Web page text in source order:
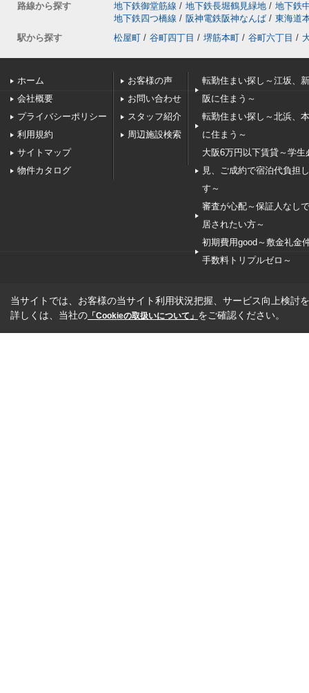
路線から探す
地下鉄御堂筋線 / 地下鉄長堀鶴見緑地 / 地下鉄
地下鉄四つ橋線 / 阪神電鉄阪神なんば / 東海道
駅から探す
松屋町 / 谷町四丁目 / 堺筋本町 / 谷町六丁目 /
ホーム
会社概要
プライバシーポリシー
利用規約
サイトマップ
物件カタログ
お客様の声
お問い合わせ
スタッフ紹介
周辺施設検索
転勤住まい探し～江坂、
阪に住まう～
転勤住まい探し～北浜、
に住まう～
大阪6万円以下賃貸～学生
見、ご成約で宿泊代負担
す～
審査が心配～保証人なし
居されたい方～
初期費用good～敷金礼金
手数料トリプルゼロ～
当サイトでは、お客様の当サイト利用状況把握、サービス向上検討
詳しくは、当社の 「Cookieの取扱いについて」 をご確認ください。